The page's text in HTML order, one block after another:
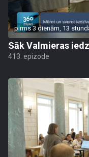
pirms 3 dienām, 13
Sāk Valmieras
413. epizode